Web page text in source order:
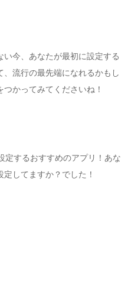
今、あなたが最初に設定する
流行の最先端になれるかもし
かってみてくださいね！
定するおすすめのアプリ！あな
してますか？でした！